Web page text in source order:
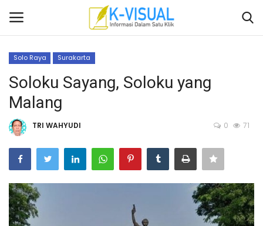
Beranda
Contact
Banten
Yogyakarta
Solo Raya Surakarta
Soloku Sayang, Soloku yang
Malang
TRI WAHYUDI 0 71